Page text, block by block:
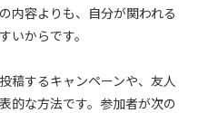
内容よりも、自分が関われる
いからです。
稿するキャンペーンや、友人
的な方法です。参加者が次の